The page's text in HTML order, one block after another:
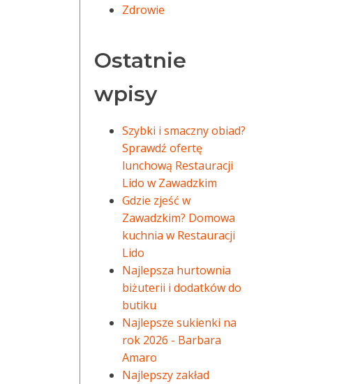
Zdrowie
Ostatnie
wpisy
Szybki i smaczny obiad?
Sprawdź ofertę
lunchową Restauracji
Lido w Zawadzkim
Gdzie zjeść w
Zawadzkim? Domowa
kuchnia w Restauracji
Lido
Najlepsza hurtownia
biżuterii i dodatków do
butiku
Najlepsze sukienki na
rok 2026 - Barbara
Amaro
Najlepszy zakład